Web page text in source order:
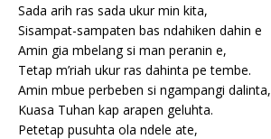
Sada arih ras sada ukur min kita,
Sisampat-sampaten bas ndahiken dahin e
Amin gia mbelang si man peranin e,
Tetap m’riah ukur ras dahinta pe tembe.
Amin mbue perbeben si ngampangi dalinta,
Kuasa Tuhan kap arapen geluhta.
Petetap pusuhta ola ndele ate,